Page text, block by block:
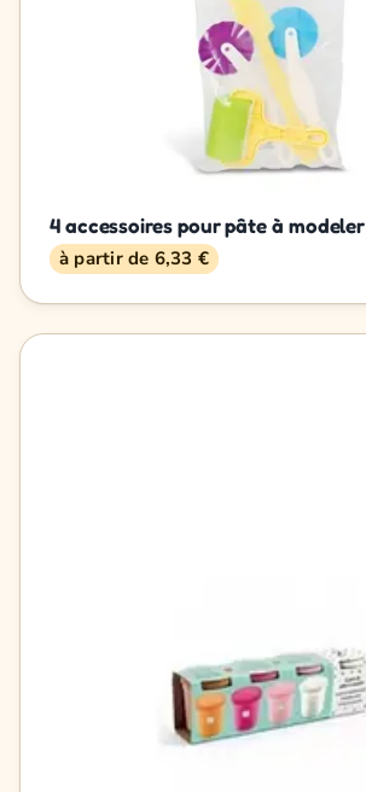
4 accessoires pour pâte à modeler
à partir de 6,33 €